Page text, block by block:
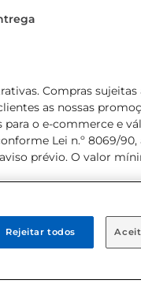
Compras
as nossas
o e-commerce e
Lei n.º 8069/
prévio. O valor
Rejeitar todos